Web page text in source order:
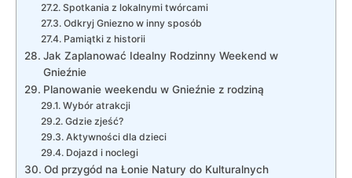
Spotkania z lokalnymi twórcami
Odkryj Gniezno w inny sposób
Pamiątki ‍z historii
Jak Zaplanować ​Idealny ‍Rodzinny Weekend⁤ w
Gnieźnie
Planowanie weekendu w Gnieźnie z rodziną
Wybór atrakcji
Gdzie zjeść?
Aktywności dla ⁣dzieci
Dojazd i ⁢noclegi
Od przygód na Łonie Natury⁢ do Kulturalnych